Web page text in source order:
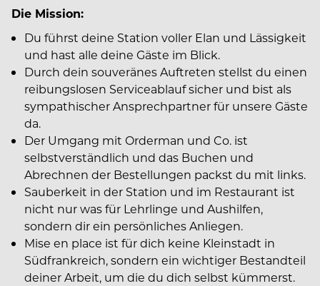
Die Mission:
Du führst deine Station voller Elan und Lässigkeit
und hast alle deine Gäste im Blick.
Durch dein souveränes Auftreten stellst du einen
reibungslosen Serviceablauf sicher und bist als
sympathischer Ansprechpartner für unsere Gäste
da.
Der Umgang mit Orderman und Co. ist
selbstverständlich und das Buchen und
Abrechnen der Bestellungen packst du mit links.
Sauberkeit in der Station und im Restaurant ist
nicht nur was für Lehrlinge und Aushilfen,
sondern dir ein persönliches Anliegen.
Mise en place ist für dich keine Kleinstadt in
Südfrankreich, sondern ein wichtiger Bestandteil
deiner Arbeit, um die du dich selbst kümmerst.